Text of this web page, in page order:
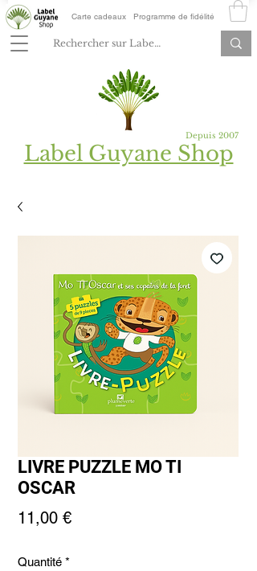
Carte cadeaux Programme de fidélité
Depuis 2007
Label Guyane Shop
LIVRE PUZZLE MO TI
OSCAR
11,00 €Prix
Quantité *